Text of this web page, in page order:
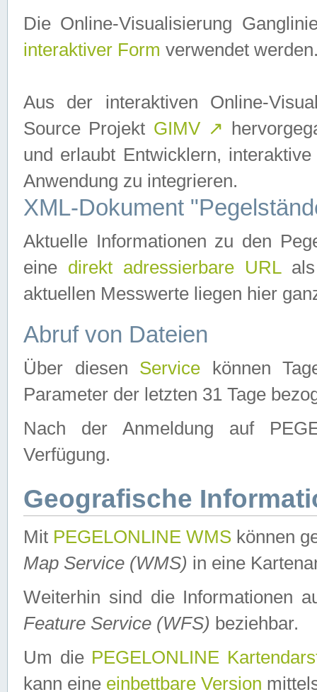
Die Online-Visualisierung
interaktiver Form verwendet
Aus der interaktiven Online-
Source Projekt GIMV ↗
und erlaubt Entwicklern,
Anwendung zu integrieren.
XML-Dokument
Aktuelle Informationen zu den
eine direkt adressierbare URLals
aktuellen Messwerte liegen hier
Abruf von Dateien
Über diesen Service können
Parameter der letzten 31 Tage
Nach der Anmeldung auf
Verfügung.
Geografische
Mit PEGELONLINE WMS können
Map Service (WMS) in eine
Weiterhin sind die Informationen
Feature Service (WFS) beziehbar.
Um die PEGELONLINE
kann eine einbettbare Version